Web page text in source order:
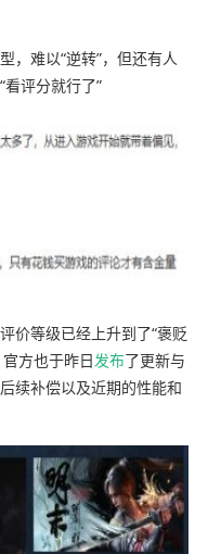
，难以“逆转”，但还有人
评分就行了”
价等级已经上升到了“褒贬
方也于昨日发布了更新与
续补偿以及近期的性能和